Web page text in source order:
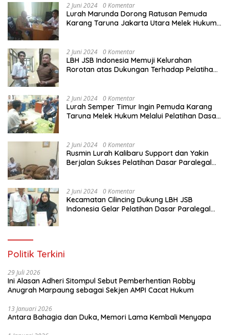
2 Juni 2024 0 Komentar
Lurah Marunda Dorong Ratusan Pemuda
Karang Taruna Jakarta Utara Melek Hukum
2 Juni 2024 0 Komentar
LBH JSB Indonesia Memuji Kelurahan
Rorotan atas Dukungan Terhadap Pelatihan
2 Juni 2024 0 Komentar
Lurah Semper Timur Ingin Pemuda Karang
Taruna Melek Hukum Melalui Pelatihan Dasar
2 Juni 2024 0 Komentar
Rusmin Lurah Kalibaru Support dan Yakin
Berjalan Sukses Pelatihan Dasar Paralegal
2 Juni 2024 0 Komentar
Kecamatan Cilincing Dukung LBH JSB
Indonesia Gelar Pelatihan Dasar Paralegal
Politik Terkini
29 Juli 2026
Ini Alasan Adheri Sitompul Sebut Pemberhentian Robby
Anugrah Marpaung sebagai Sekjen AMPI Cacat Hukum
13 Januari 2026
Antara Bahagia dan Duka, Memori Lama Kembali Menyapa